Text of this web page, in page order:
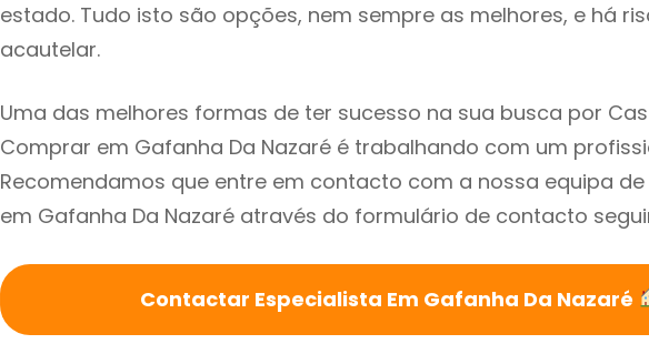
estado. Tudo isto são opções, nem sempre as melhores, e há
acautelar.
Uma das melhores formas de ter sucesso na sua busca por
Comprar em Gafanha Da Nazaré é trabalhando com um
Recomendamos que entre em contacto com a nossa equipa
em Gafanha Da Nazaré através do formulário de contacto
Contactar Especialista Em Gafanha Da Nazaré